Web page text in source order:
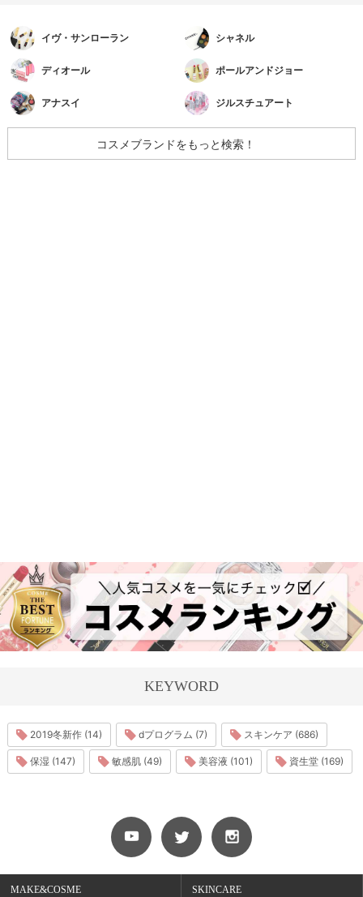
イヴ・サンローラン シャネル
ディオール ポールアンドジョー
アナスイ ジルスチュアート
コスメブランドをもっと検索！
KEYWORD
2019冬新作 (14) dプログラム (7) スキンケア (686)
保湿 (147) 敏感肌 (49) 美容液 (101) 資生堂 (169)
MAKE&COSME SKINCARE